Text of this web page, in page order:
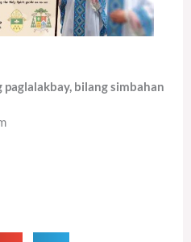
bilang simbahan